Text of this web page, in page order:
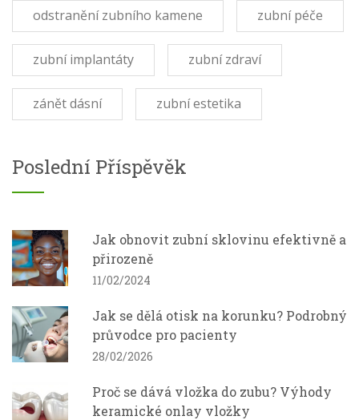
odstranění zubního kamene zubní péče
zubní implantáty zubní zdraví
zánět dásní zubní estetika
Poslední Příspěvěk
Jak obnovit zubní sklovinu efektivně a
přirozeně
11/02/2024
Jak se dělá otisk na korunku? Podrobný
průvodce pro pacienty
28/02/2026
Proč se dává vložka do zubu? Výhody
keramické onlay vložky